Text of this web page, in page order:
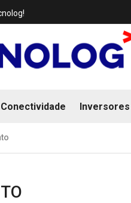
Conectividade Inversores